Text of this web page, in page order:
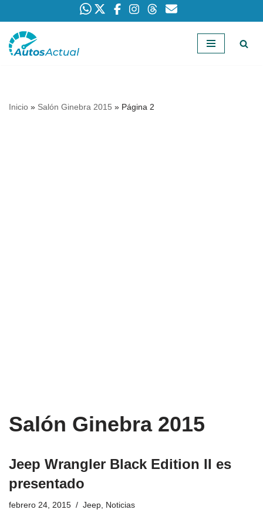
Saltar
Inicio » Salón Ginebra 2015 » Página 2
Salón Ginebra 2015
Jeep Wrangler Black Edition II es
presentado
febrero 24, 2015 Jeep, Noticias